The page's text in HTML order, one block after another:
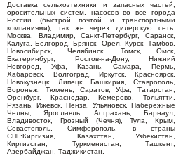
Доставка сельхозтехники и запасных частей,
оросительных систем, насосов во все города
России (быстрой почтой и транспортными
компаниями), так же через дилерскую сеть:
Москва, Владимир, Санкт-Петербург, Саранск,
Калуга, Белгород, Брянск, Орел, Курск, Тамбов,
Новосибирск, Челябинск, Томск, Омск,
Екатеринбург, Ростов-на-Дону, Нижний
Новгород, Уфа, Казань, Самара, Пермь,
Хабаровск, Волгоград, Иркутск, Красноярск,
Новокузнецк, Липецк, Башкирия, Ставрополь,
Воронеж, Тюмень, Саратов, Уфа, Татарстан,
Оренбург, Краснодар, Кемерово, Тольятти,
Рязань, Ижевск, Пенза, Ульяновск, Набережные
Челны, Ярославль, Астрахань, Барнаул,
Владивосток, Грозный (Чечня), Тула, Крым,
Севастополь, Симферополь, в страны
СНГ:Киргизия, Казахстан, Узбекистан,
Киргизстан, Туркменистан, Ташкент,
Азербайджан, Таджикистан.